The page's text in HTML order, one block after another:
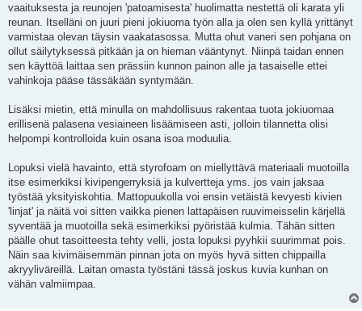
vaaituksesta ja reunojen 'patoamisesta' huolimatta nestettä oli karata yli
reunan. Itselläni on juuri pieni jokiuoma työn alla ja olen sen kyllä yrittänyt
varmistaa olevan täysin vaakatasossa. Mutta ohut vaneri sen pohjana on
ollut säilytyksessä pitkään ja on hieman vääntynyt. Niinpä taidan ennen
sen käyttöä laittaa sen prässiin kunnon painon alle ja tasaiselle ettei
vahinkoja pääse tässäkään syntymään.
Lisäksi mietin, että minulla on mahdollisuus rakentaa tuota jokiuomaa
erillisenä palasena vesiaineen lisäämiseen asti, jolloin tilannetta olisi
helpompi kontrolloida kuin osana isoa moduulia.
Lopuksi vielä havainto, että styrofoam on miellyttävä materiaali muotoilla
itse esimerkiksi kivipengerryksiä ja kulvertteja yms. jos vain jaksaa
työstää yksityiskohtia. Mattopuukolla voi ensin vetäistä kevyesti kivien
'linjat' ja näitä voi sitten vaikka pienen lattapäisen ruuvimeisselin kärjellä
syventää ja muotoilla sekä esimerkiksi pyöristää kulmia. Tähän sitten
päälle ohut tasoitteesta tehty velli, josta lopuksi pyyhkii suurimmat pois.
Näin saa kivimäisemmän pinnan jota on myös hyvä sitten chippailla
akryyliväreillä. Laitan omasta työstäni tässä joskus kuvia kunhan on
vähän valmiimpaa.